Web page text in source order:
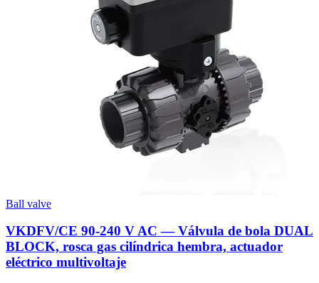
Ball valve
VKDFV/CE 90-240 V AC — Válvula de bola DUAL
BLOCK, rosca gas cilíndrica hembra, actuador
eléctrico multivoltaje